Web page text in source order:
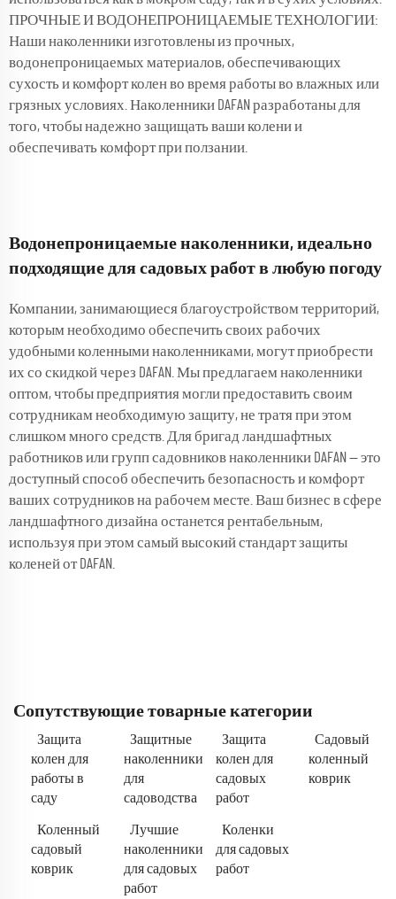
ПРОЧНЫЕ И ВОДОНЕПРОНИЦАЕМЫЕ ТЕХНОЛОГИИ:
Наши наколенники изготовлены из прочных,
водонепроницаемых материалов, обеспечивающих
сухость и комфорт колен во время работы во влажных или
грязных условиях. Наколенники DAFAN разработаны для
того, чтобы надежно защищать ваши колени и
обеспечивать комфорт при ползании.
Водонепроницаемые наколенники, идеально
подходящие для садовых работ в любую погоду
Компании, занимающиеся благоустройством территорий,
которым необходимо обеспечить своих рабочих
удобными коленными наколенниками, могут приобрести
их со скидкой через DAFAN. Мы предлагаем наколенники
оптом, чтобы предприятия могли предоставить своим
сотрудникам необходимую защиту, не тратя при этом
слишком много средств. Для бригад ландшафтных
работников или групп садовников наколенники DAFAN — это
доступный способ обеспечить безопасность и комфорт
ваших сотрудников на рабочем месте. Ваш бизнес в сфере
ландшафтного дизайна останется рентабельным,
используя при этом самый высокий стандарт защиты
коленей от DAFAN.
Сопутствующие товарные категории
Защита
колен для
работы в
саду
Защитные
наколенники
для
садоводства
Защита
колен для
садовых
работ
Садовый
коленный
коврик
Коленный
садовый
коврик
Лучшие
наколенники
для садовых
работ
Коленки
для садовых
работ